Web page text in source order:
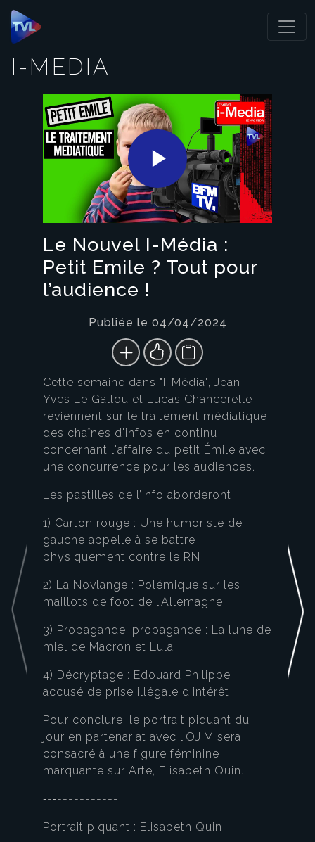
Panneau de gestion des cookies
I-MEDIA
Play
Video
Le Nouvel I-Média :
Petit Emile ? Tout pour
l’audience !
Publiée le 04/04/2024
Cette semaine dans "I-Média", Jean-
Yves Le Gallou et Lucas Chancerelle
reviennent sur le traitement médiatique
des chaînes d'infos en continu
concernant l'affaire du petit Émile avec
une concurrence pour les audiences.
Les pastilles de l’info aborderont :
1) Carton rouge : Une humoriste de
gauche appelle à se battre
physiquement contre le RN
2) La Novlange : Polémique sur les
maillots de foot de l’Allemagne
3) Propagande, propagande : La lune de
miel de Macron et Lula
4) Décryptage : Edouard Philippe
accusé de prise illégale d’intérêt
Pour conclure, le portrait piquant du
jour en partenariat avec l’OJIM sera
consacré à une figure féminine
marquante sur Arte, Elisabeth Quin.
‐-‐-----------
Portrait piquant : Elisabeth Quin